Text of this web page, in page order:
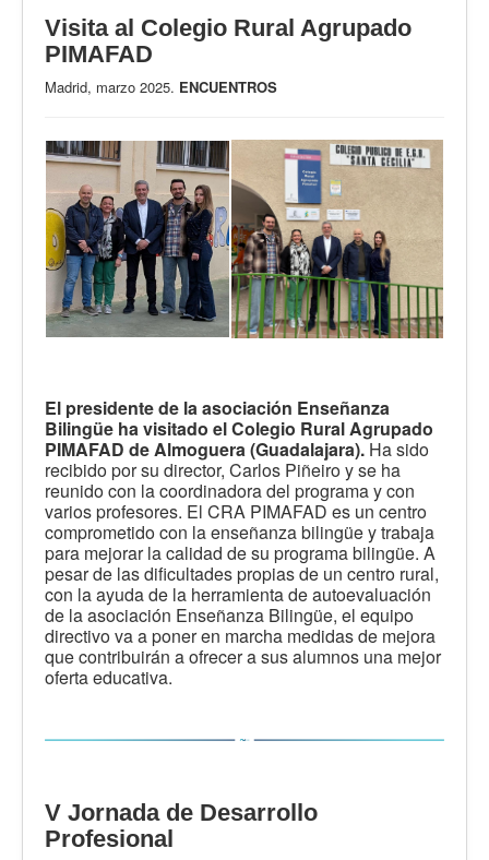
Visita al Colegio Rural Agrupado
PIMAFAD
Madrid, marzo 2025. ENCUENTROS
El presidente de la asociación Enseñanza
Bilingüe ha visitado el Colegio Rural Agrupado
PIMAFAD de Almoguera (Guadalajara). Ha sido
recibido por su director, Carlos Piñeiro y se ha
reunido con la coordinadora del programa y con
varios profesores. El CRA PIMAFAD es un centro
comprometido con la enseñanza bilingüe y trabaja
para mejorar la calidad de su programa bilingüe. A
pesar de las dificultades propias de un centro rural,
con la ayuda de la herramienta de autoevaluación
de la asociación Enseñanza Bilingüe, el equipo
directivo va a poner en marcha medidas de mejora
que contribuirán a ofrecer a sus alumnos una mejor
oferta educativa.
V Jornada de Desarrollo
Profesional